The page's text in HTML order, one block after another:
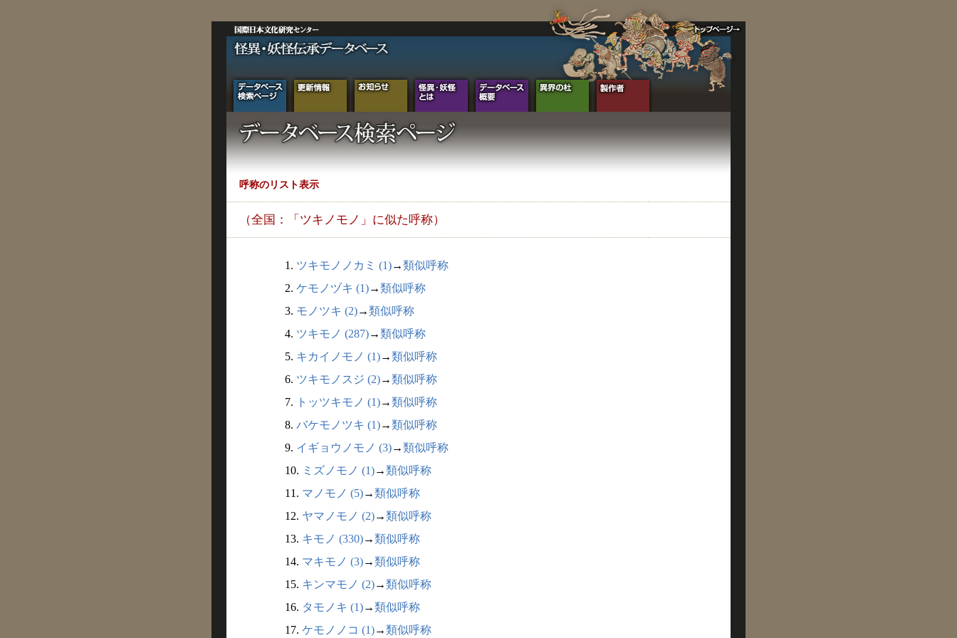
呼称のリスト表示
（全国：「ツキノモノ」に似た呼称）
1. ツキモノノカミ (1)→類似呼称
2. ケモノヅキ (1)→類似呼称
3. モノツキ (2)→類似呼称
4. ツキモノ (287)→類似呼称
5. キカイノモノ (1)→類似呼称
6. ツキモノスジ (2)→類似呼称
7.
トッツキモノ (1)→類似呼称
8. バケモノツキ (1)→類似呼称
9. イギョウノモノ (3)→類似呼称
10. ミズノモノ (1)→類似呼称
11. マノモノ (5)→類似呼称
12. ヤマノモノ (2)→類似呼称
13. キモノ (330)→類似呼称
14. マキモノ (3)→類似呼称
15. キンマモノ (2)→類似呼称
16. タモノキ (1)→類似呼称
17. ケモノノコ (1)→類似呼称